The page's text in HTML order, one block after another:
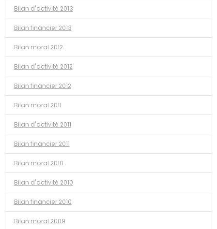
Bilan d'activité 2013
Bilan financier 2013
Bilan moral 2012
Bilan d'activité 2012
Bilan financier 2012
Bilan moral 2011
Bilan d'activité 2011
Bilan financier 2011
Bilan moral 2010
Bilan d'activité 2010
Bilan financier 2010
Bilan moral 2009